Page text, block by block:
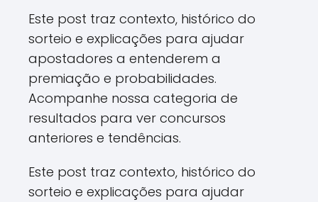
Este post traz contexto, histórico do
sorteio e explicações para ajudar
apostadores a entenderem a
premiação e probabilidades.
Acompanhe nossa categoria de
resultados para ver concursos
anteriores e tendências.
Este post traz contexto, histórico do
sorteio e explicações para ajudar